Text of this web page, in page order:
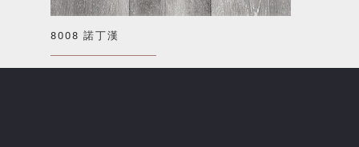
8008 諾丁漢